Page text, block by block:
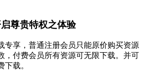
尊贵特权之体验
专享，普通注册会员只能原价购买资源
，付费会员所有资源可无限下载。并可
载。